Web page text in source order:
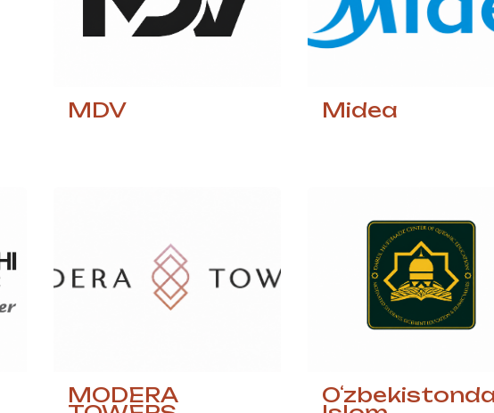
MDV Midea
MODERA